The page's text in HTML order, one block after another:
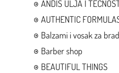
ANDIS ULJA I
AUTHENTIC
Balzami i vosak za
Barber shop
BEAUTIFUL THINGS